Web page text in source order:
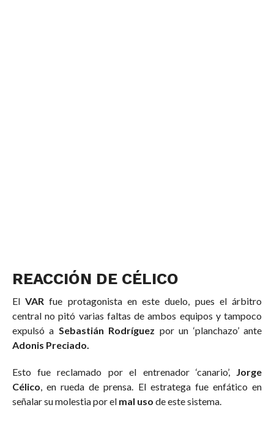
REACCIÓN DE CÉLICO
ElVAR fue protagonista en este duelo, pues el árbitro
central no pitó varias faltas de ambos equipos y tampoco
expulsó a Sebastián Rodríguez por un ‘planchazo’ ante
Adonis Preciado.
Esto fue reclamado por el entrenador ‘canario’,
Jorge
Célico , en rueda de prensa. El estratega fue enfático en
señalar su molestia por el mal uso de este sistema.